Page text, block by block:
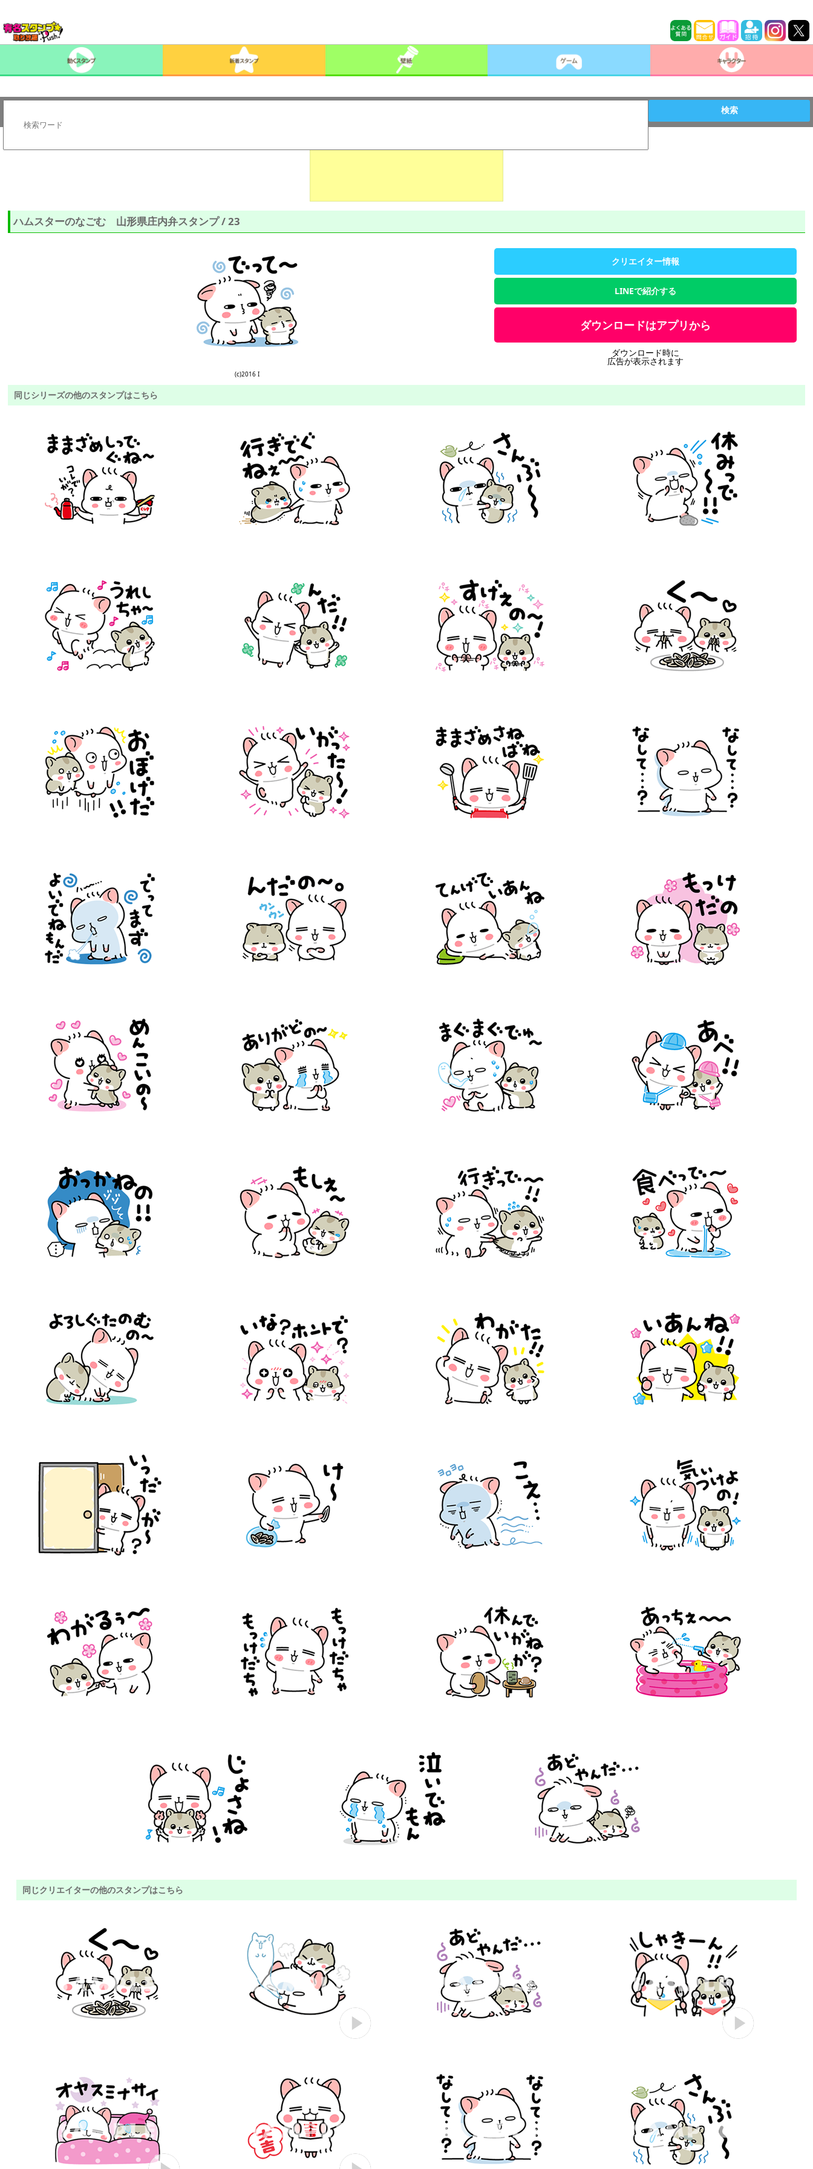
検索
ハムスターのなごむ 山形県庄内弁スタンプ / 23
(c)2016 I
クリエイター情報
LINEで紹介する
ダウンロードはアプリから
ダウンロード時に
広告が表示されます
同じシリーズの他のスタンプはこちら
同じクリエイターの他のスタンプはこちら